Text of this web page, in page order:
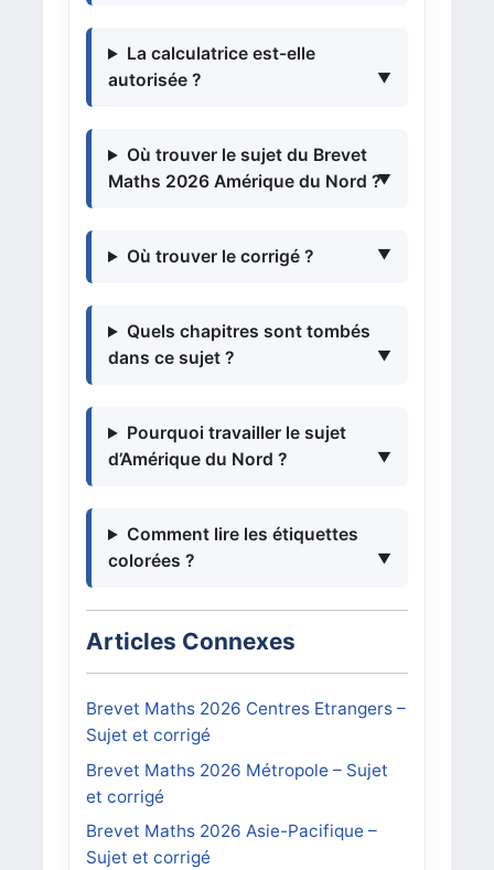
La calculatrice est-elle
autorisée ?
Où trouver le sujet du Brevet
Maths 2026 Amérique du Nord ?
Où trouver le corrigé ?
Quels chapitres sont tombés
dans ce sujet ?
Pourquoi travailler le sujet
d’Amérique du Nord ?
Comment lire les étiquettes
colorées ?
Articles Connexes
Brevet Maths 2026 Centres Etrangers –
Sujet et corrigé
Brevet Maths 2026 Métropole – Sujet
et corrigé
Brevet Maths 2026 Asie-Pacifique –
Sujet et corrigé